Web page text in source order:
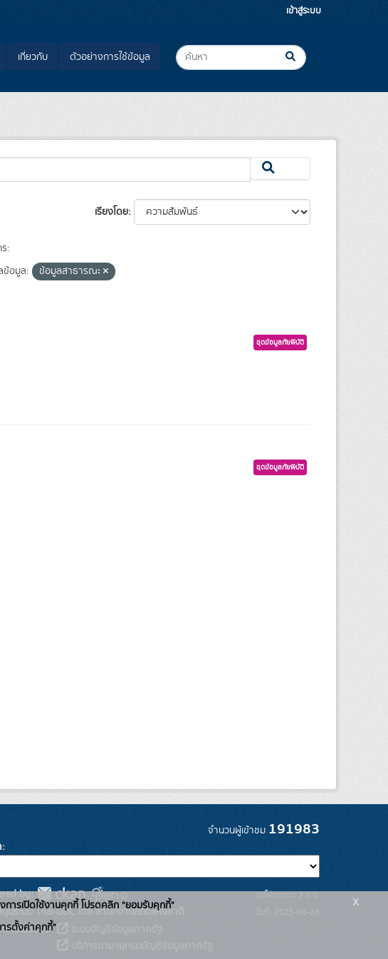
เข้าสู่ระบบ
เกี่ยวกับ ตัวอย่างการใช้ข้อมูล
เรียงโดย
:
ข้อมูล: ข้อมูลสาธารณะ
ชุดข้อมูลภัยพิบัติ
ชุดข้อมูลภัยพิบัติ
จำนวนผู้เข้าชม 191983
by:
นระบบ Thai-GDC โดย สำนักงานสถิติแห่งชาติ
ต์ที่เกี่ยวข้อง:
รุ่นโปรแกรม: 3.0.0
วันที่: 2025-06-26
การเปิดใช้งานคุกกี้ โปรดคลิก "ยอมรับคุกกี้"
รตั้งค่าคุกกี้"
x